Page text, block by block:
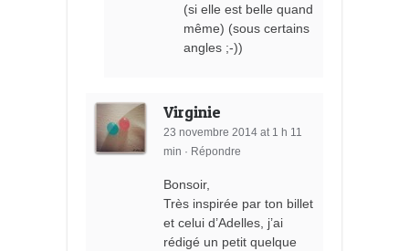
(si elle est belle quand
même) (sous certains
angles ;-))
Virginie
23 novembre 2014 at 1 h 11
min · Répondre
Bonsoir,
Très inspirée par ton billet
et celui d’Adelles, j’ai
rédigé un petit quelque